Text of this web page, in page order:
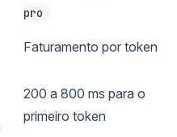
pro
Faturamento por token
200 a 800 ms para o
primeiro token